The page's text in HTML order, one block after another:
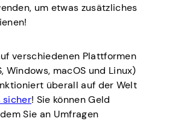
um etwas zusätzliches
verschiedenen Plattformen
Windows, macOS und Linux)
überall auf der Welt
sicher! Sie können Geld
Sie an Umfragen